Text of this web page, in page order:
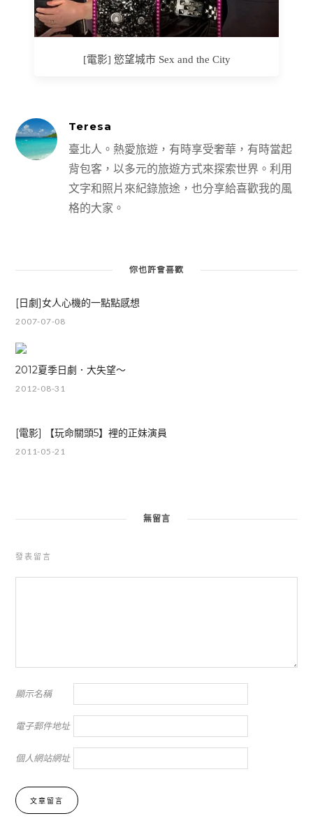
[電影] 慾望城市 Sex and the City
Teresa
臺北人。熱愛旅遊，有時享受奢華，有時當起
背包客，以多元的旅遊方式來探索世界。利用
文字和照片來紀錄旅途，也分享給喜歡我的風
格的大家。
你也許會喜歡
[日劇]女人心機的一點點感想
2007-07-08
2012夏季日劇．大失望～
2012-08-31
[電影] 【玩命關頭5】裡的正妹演員
2011-05-21
無留言
發表留言
顯示名稱
電子郵件地址
個人網站網址